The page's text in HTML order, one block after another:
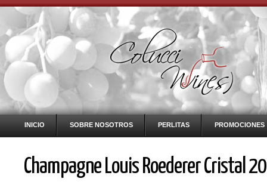
INICIO SOBRE NOSOTROS PERLITAS PROMOCIONES
Champagne Louis Roederer Cristal